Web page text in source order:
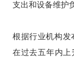
支出和设备维护
根据行业机构发
在过去五年内上